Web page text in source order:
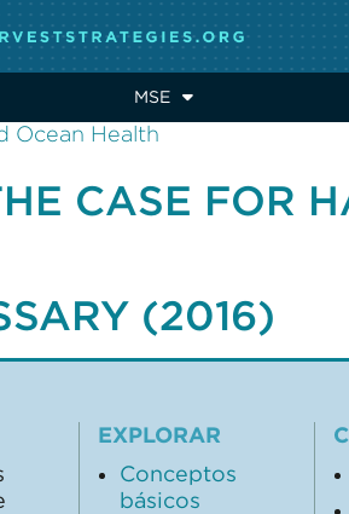
MSE
Ocean Health
CASE FOR
(2016)
EXPLORAR
Conceptos
básicos